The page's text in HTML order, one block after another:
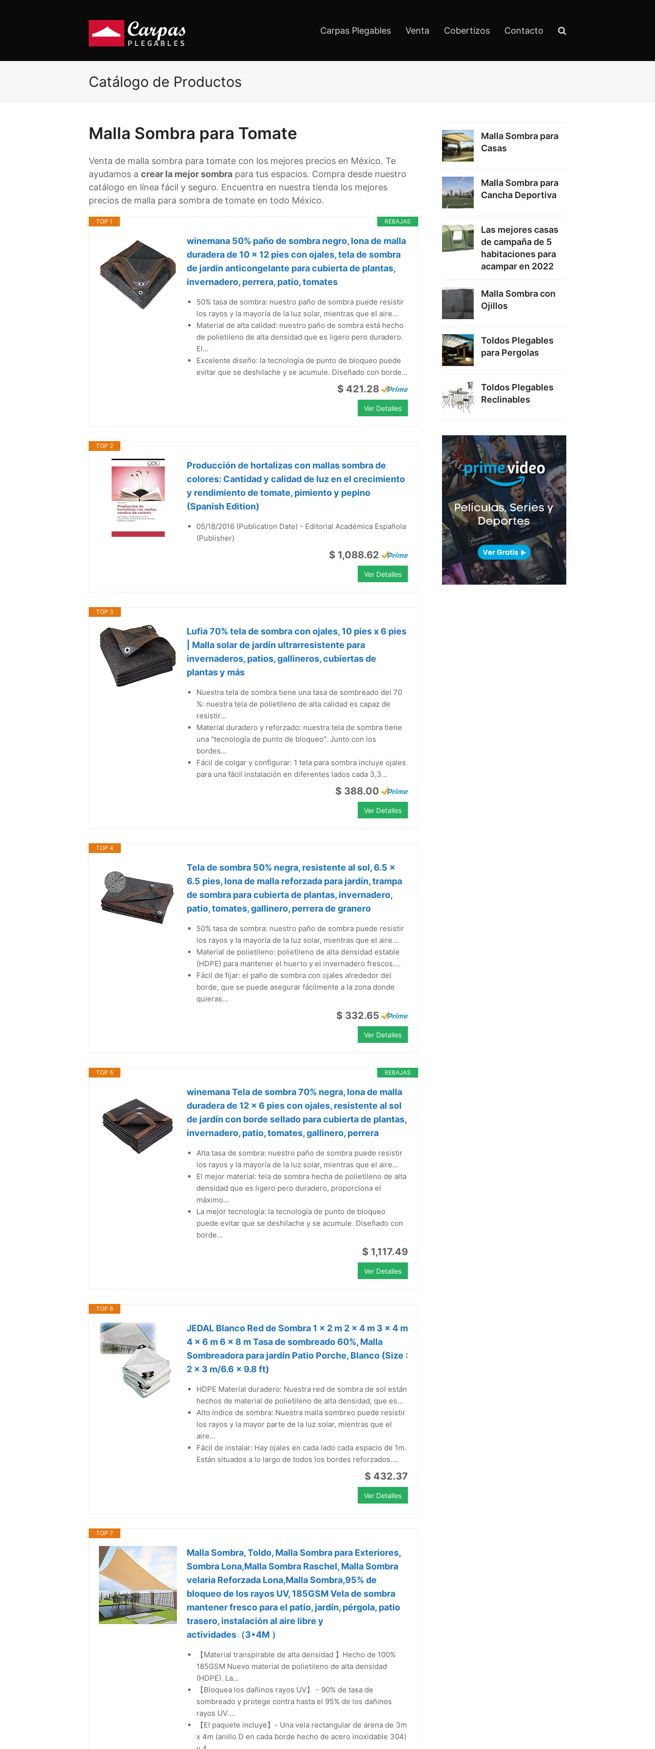
Carpas Plegables Venta Cobertizos Contacto
Catálogo de Productos
Malla Sombra para Tomate
Venta de malla sombra para tomate con los mejores precios en México. Te
ayudamos a crear la mejor sombra para tus espacios. Compra desde nuestro
catálogo en línea fácil y seguro. Encuentra en nuestra tienda los mejores
precios de malla para sombra de tomate en todo México.
REBAJAS
TOP 1
winemana 50% paño de sombra negro, lona de malla
duradera de 10 x 12 pies con ojales, tela de sombra
de jardín anticongelante para cubierta de plantas,
invernadero, perrera, patio, tomates
50% tasa de sombra: nuestro paño de sombra puede resistir
los rayos y la mayoría de la luz solar, mientras que el aire...
Material de alta calidad: nuestro paño de sombra está hecho
de polietileno de alta densidad que es ligero pero duradero.
El...
Excelente diseño: la tecnología de punto de bloqueo puede
evitar que se deshilache y se acumule. Diseñado con borde...
$ 421.28
Ver Detalles
TOP 2
Producción de hortalizas con mallas sombra de
colores: Cantidad y calidad de luz en el crecimiento
y rendimiento de tomate, pimiento y pepino
(Spanish Edition)
05/18/2016 (Publication Date) - Editorial Académica Española
(Publisher)
$ 1,088.62
Ver Detalles
TOP 3
Lufia 70% tela de sombra con ojales, 10 pies x 6 pies
| Malla solar de jardín ultrarresistente para
invernaderos, patios, gallineros, cubiertas de
plantas y más
Nuestra tela de sombra tiene una tasa de sombreado del 70
%: nuestra tela de polietileno de alta calidad es capaz de
resistir...
Material duradero y reforzado: nuestra tela de sombra tiene
una "tecnología de punto de bloqueo". Junto con los
bordes...
Fácil de colgar y configurar: 1 tela para sombra incluye ojales
para una fácil instalación en diferentes lados cada 3,3...
$ 388.00
Ver Detalles
TOP 4
Tela de sombra 50% negra, resistente al sol, 6.5 x
6.5 pies, lona de malla reforzada para jardín, trampa
de sombra para cubierta de plantas, invernadero,
patio, tomates, gallinero, perrera de granero
50% tasa de sombra: nuestro paño de sombra puede resistir
los rayos y la mayoría de la luz solar, mientras que el aire...
Material de polietileno: polietileno de alta densidad estable
(HDPE) para mantener el huerto y el invernadero frescos....
Fácil de fijar: el paño de sombra con ojales alrededor del
borde, que se puede asegurar fácilmente a la zona donde
quieras...
$ 332.65
Ver Detalles
REBAJAS
TOP 5
winemana Tela de sombra 70% negra, lona de malla
duradera de 12 x 6 pies con ojales, resistente al sol
de jardín con borde sellado para cubierta de plantas,
invernadero, patio, tomates, gallinero, perrera
Alta tasa de sombra: nuestro paño de sombra puede resistir
los rayos y la mayoría de la luz solar, mientras que el aire...
El mejor material: tela de sombra hecha de polietileno de alta
densidad que es ligero pero duradero, proporciona el
máximo...
La mejor tecnología: la tecnología de punto de bloqueo
puede evitar que se deshilache y se acumule. Diseñado con
borde...
$ 1,117.49
Ver Detalles
TOP 6
JEDAL Blanco Red de Sombra 1 x 2 m 2 x 4 m 3 x 4 m
4 x 6 m 6 x 8 m Tasa de sombreado 60%, Malla
Sombreadora para jardín Patio Porche, Blanco (Size :
2 x 3 m/6.6 x 9.8 ft)
HDPE Material duradero: Nuestra red de sombra de sol están
hechos de material de polietileno de alta densidad, que es...
Alto índice de sombra: Nuestra malla sombreo puede resistir
los rayos y la mayor parte de la luz solar, mientras que el
aire...
Fácil de instalar: Hay ojales en cada lado cada espacio de 1m.
Están situados a lo largo de todos los bordes reforzados....
$ 432.37
Ver Detalles
TOP 7
Malla Sombra, Toldo, Malla Sombra para Exteriores,
Sombra Lona,Malla Sombra Raschel, Malla Sombra
velaria Reforzada Lona,Malla Sombra,95% de
bloqueo de los rayos UV, 185GSM Vela de sombra
mantener fresco para el patio, jardín, pérgola, patio
trasero, instalación al aire libre y
actividades（3*4M ）
【Material transpirable de alta densidad 】Hecho de 100%
185GSM Nuevo material de polietileno de alta densidad
(HDPE). La...
【Bloquea los dañinos rayos UV】 - 90% de tasa de
sombreado y protege contra hasta el 95% de los dañinos
rayos UV....
【El paquete incluye】- Una vela rectangular de arena de 3m
x 4m (anillo D en cada borde hecho de acero inoxidable 304)
Malla Sombra para
Casas
Malla Sombra para
Cancha Deportiva
Las mejores casas
de campaña de 5
habitaciones para
acampar en 2022
Malla Sombra con
Ojillos
Toldos Plegables
para Pergolas
Toldos Plegables
Reclinables